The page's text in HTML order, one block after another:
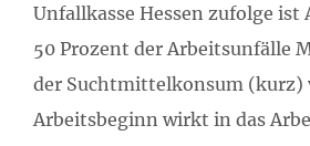
Unfallkasse Hessen zufolge ist
50 Prozent der Arbeitsunfälle
der Suchtmittelkonsum (kurz)
Arbeitsbeginn wirkt in das